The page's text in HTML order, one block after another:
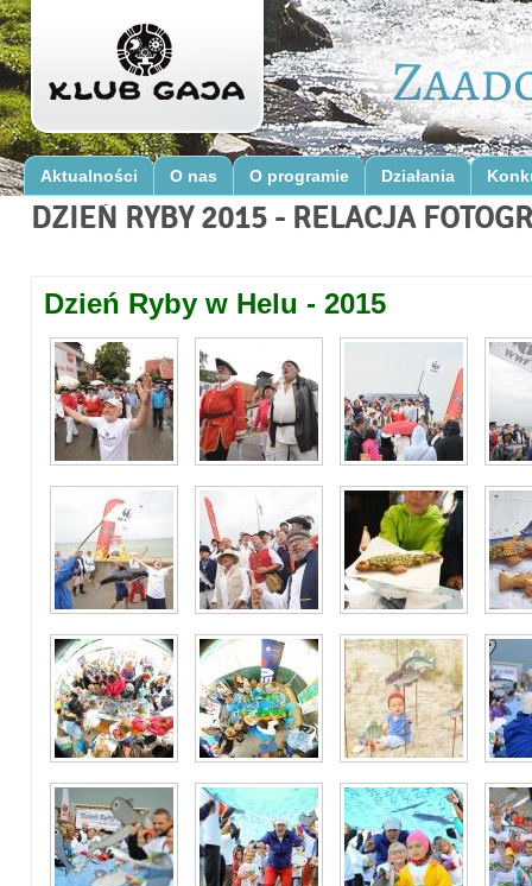
Aktualności O nas O programie Działania
DZIEŃ RYBY 2015 - RELACJA
Dzień Ryby w Helu - 2015